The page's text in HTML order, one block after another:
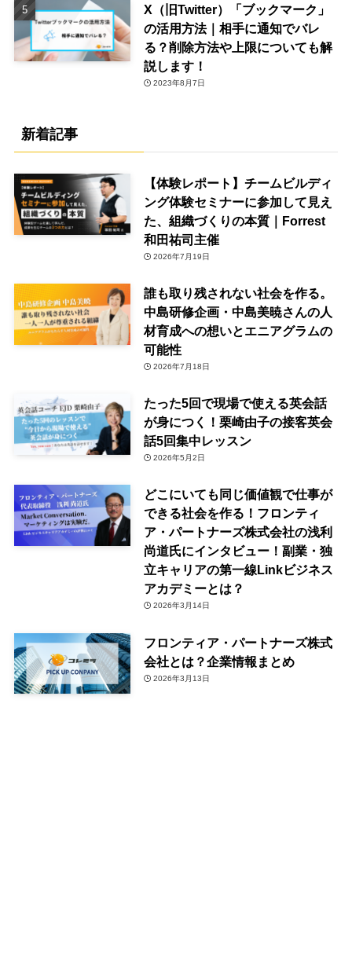
X（旧Twitter）「ブックマーク」
の活用方法｜相手に通知でバレ
る？削除方法や上限についても解
説します！
2023年8月7日
新着記事
【体験レポート】チームビルディ
ング体験セミナーに参加して見え
た、組織づくりの本質｜Forrest
和田祐司主催
2026年7月19日
誰も取り残されない社会を作る。
中島研修企画・中島美暁さんの人
材育成への想いとエニアグラムの
可能性
2026年7月18日
たった5回で現場で使える英会話
が身につく！栗崎由子の接客英会
話5回集中レッスン
2026年5月2日
どこにいても同じ価値観で仕事が
できる社会を作る！フロンティ
ア・パートナーズ株式会社の浅利
尚道氏にインタビュー！副業・独
立キャリアの第一線Linkビジネス
アカデミーとは？
2026年3月14日
フロンティア・パートナーズ株式
会社とは？企業情報まとめ
2026年3月13日